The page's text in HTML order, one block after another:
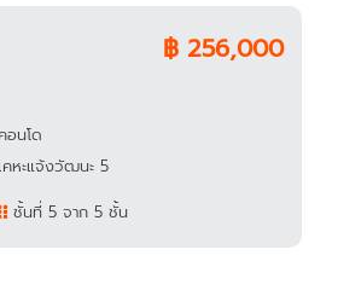
฿ 256,000
คอนโด
เคหะแจ้งวัฒนะ 5
ชั้นที่ 5 จาก 5 ชั้น